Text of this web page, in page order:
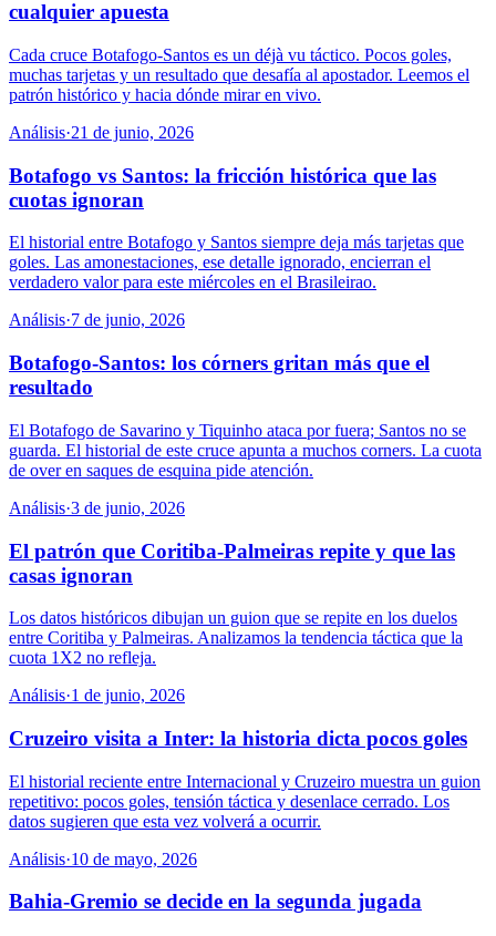
cualquier apuesta
Cada cruce Botafogo-Santos es un déjà vu táctico. Pocos goles,
muchas tarjetas y un resultado que desafía al apostador. Leemos el
patrón histórico y hacia dónde mirar en vivo.
Análisis·21 de junio, 2026
Botafogo vs Santos: la fricción histórica que las
cuotas ignoran
El historial entre Botafogo y Santos siempre deja más tarjetas que
goles. Las amonestaciones, ese detalle ignorado, encierran el
verdadero valor para este miércoles en el Brasileirao.
Análisis·7 de junio, 2026
Botafogo-Santos: los córners gritan más que el
resultado
El Botafogo de Savarino y Tiquinho ataca por fuera; Santos no se
guarda. El historial de este cruce apunta a muchos corners. La cuota
de over en saques de esquina pide atención.
Análisis·3 de junio, 2026
El patrón que Coritiba-Palmeiras repite y que las
casas ignoran
Los datos históricos dibujan un guion que se repite en los duelos
entre Coritiba y Palmeiras. Analizamos la tendencia táctica que la
cuota 1X2 no refleja.
Análisis·1 de junio, 2026
Cruzeiro visita a Inter: la historia dicta pocos goles
El historial reciente entre Internacional y Cruzeiro muestra un guion
repetitivo: pocos goles, tensión táctica y desenlace cerrado. Los
datos sugieren que esta vez volverá a ocurrir.
Análisis·10 de mayo, 2026
Bahia-Gremio se decide en la segunda jugada